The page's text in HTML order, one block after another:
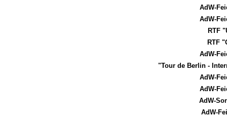
AdW-
AdW-
RTF
RTF
AdW-
"Tour de Berlin -
AdW-
AdW-
AdW-
AdW-